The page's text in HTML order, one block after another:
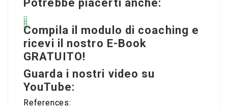
Potrebbe piacerti anche:
Compila il modulo di coaching e
ricevi il nostro E-Book
GRATUITO!
Guarda i nostri video su
YouTube:
References: